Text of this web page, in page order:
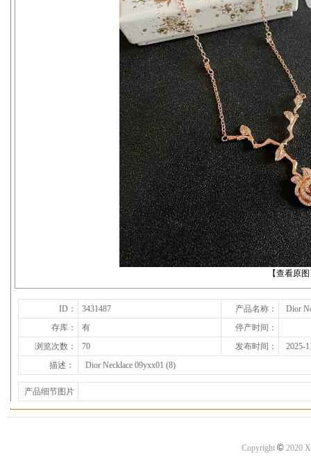
【查看原
下一张
ID： 3431487 产品名称：
Dior
存库：
有
停产时间：
浏览次数：
70 发布时间：
2025-
描述：
Dior Necklace 09yxx01 (8)
产品细节图片
Copyright ©2020